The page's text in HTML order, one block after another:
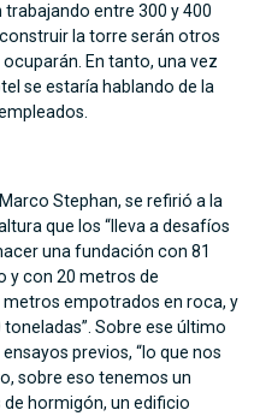
trabajando entre 300 y 400
la torre serán otros
En tanto, una vez
se estaría hablando de la
Stephan, se refirió a la
que los “lleva a desafíos
una fundación con 81
y con 20 metros de
empotrados en roca, y
Sobre ese último
previos, “lo que nos
sobre eso tenemos un
hormigón, un edificio